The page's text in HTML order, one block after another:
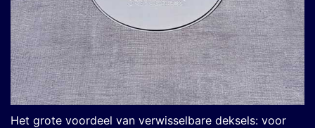
Het grote voordeel van verwisselbare deksels: voor